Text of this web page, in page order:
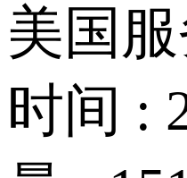
美国
时间 :